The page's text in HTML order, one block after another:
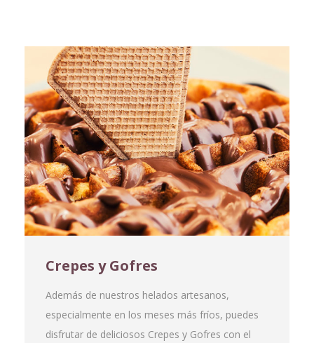
Crepes y Gofres
Además de nuestros helados artesanos,
especialmente en los meses más fríos, puedes
disfrutar de deliciosos Crepes y Gofres con el